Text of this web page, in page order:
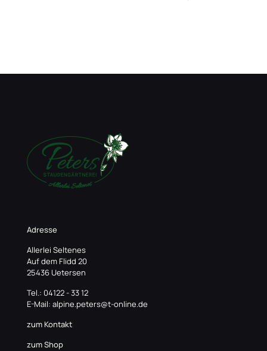
Adresse
Allerlei Seltenes
Auf dem Flidd 20
25436 Uetersen
Tel.: 04122 - 33 12
E-Mail: alpine.peters@t-online.de
zum Kontakt
zum Shop